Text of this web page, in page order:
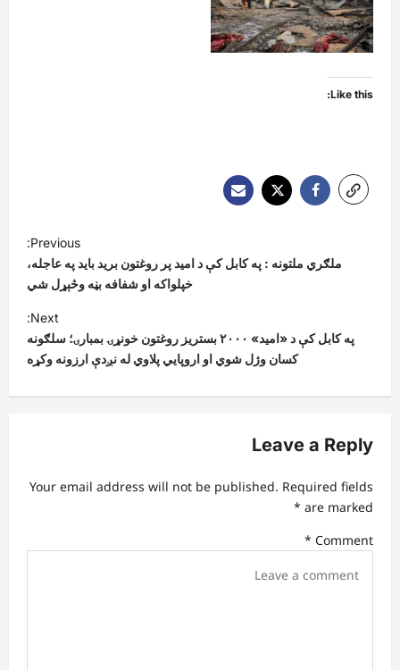
Like this:
v
g
a
t
i
Previous:
ملګري ملتونه : په کابل کې د امید پر روغتون برید باید په عاجله،
خپلواکه او شفافه بڼه وڅېړل شي
Next:
په کابل کې د «امید» ۲۰۰۰ بستریز روغتون خونړۍ بمبارۍ؛ سلګونه
کسان وژل شوي او اروپايي پلاوي له نږدې ارزونه وکړه
Leave a Reply
Your email address will not be published. Required fields
are marked
*
Comment
*